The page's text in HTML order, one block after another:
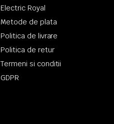
Electric Royal
Metode de plata
Politica de livrare
Politica de retur
Termeni si conditii
GDPR